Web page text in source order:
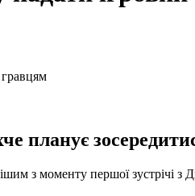
планує
з моменту першої зустрічі